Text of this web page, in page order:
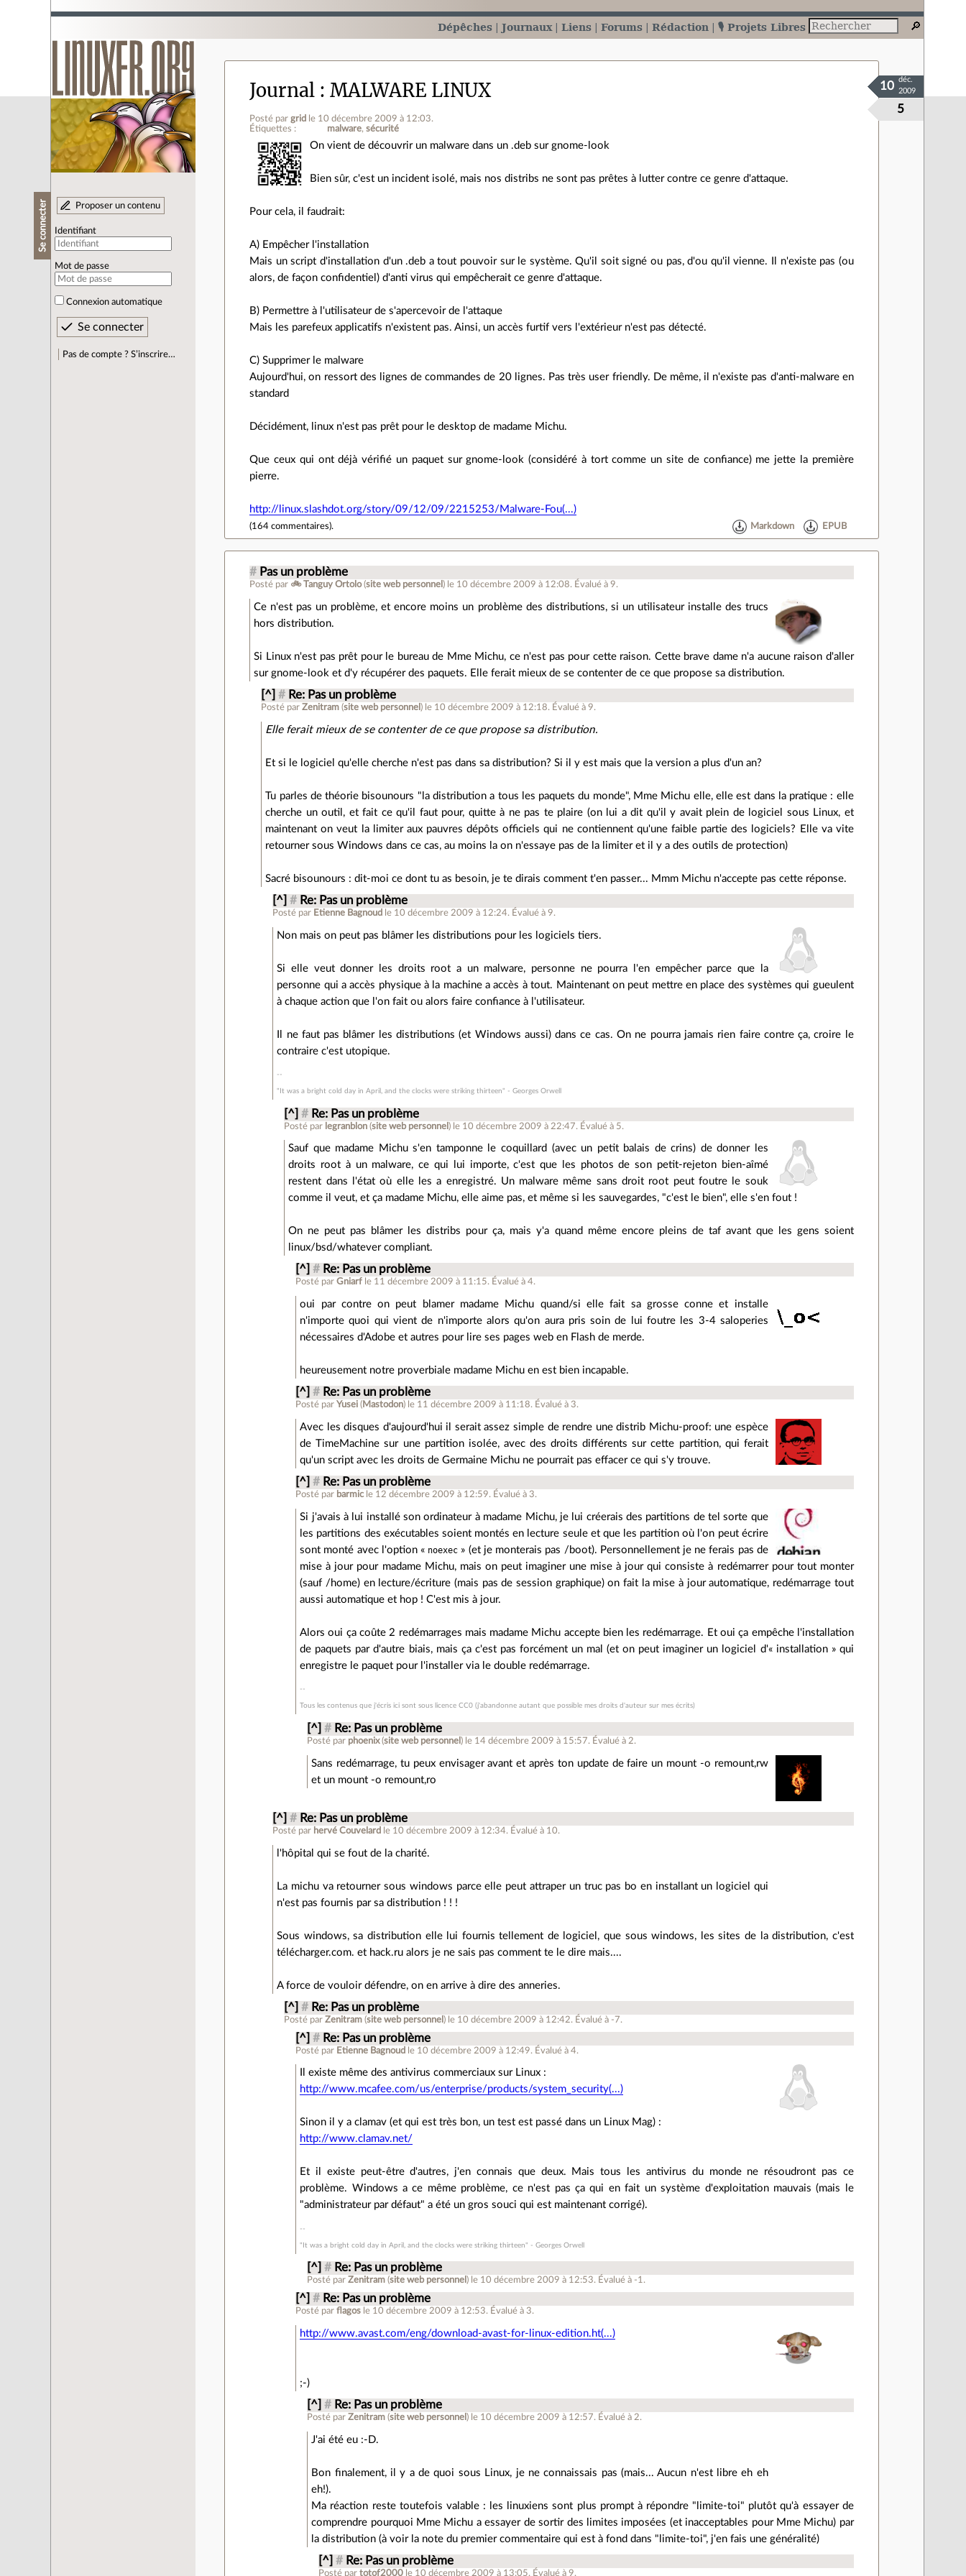
Dépêches Journaux Liens Forums Rédaction 🎙️ Projets Libres
Se connecter Proposer un contenu
Identifiant
Mot de passe
Connexion automatique
Pas de compte ? S’inscrire…
Journal MALWARE LINUX
Posté pargrid le 10 décembre 2009 à 12:03.
Étiquettes :
malware sécurité
5
10
déc.
2009
On vient de découvrir un malware dans un .deb sur gnome-look
Bien sûr, c'est un incident isolé, mais nos distribs ne sont pas prêtes à lutter contre ce genre d'attaque.
Pour cela, il faudrait:
A) Empêcher l'installation
Mais un script d'installation d'un .deb a tout pouvoir sur le système. Qu'il soit signé ou pas, d'ou qu'il vienne. Il n'existe pas (ou
alors, de façon confidentiel) d'anti virus qui empêcherait ce genre d'attaque.
B) Permettre à l'utilisateur de s'apercevoir de l'attaque
Mais les parefeux applicatifs n'existent pas. Ainsi, un accès furtif vers l'extérieur n'est pas détecté.
C) Supprimer le malware
Aujourd'hui, on ressort des lignes de commandes de 20 lignes. Pas très user friendly. De même, il n'existe pas d'anti-malware en
standard
Décidément, linux n'est pas prêt pour le desktop de madame Michu.
Que ceux qui ont déjà vérifié un paquet sur gnome-look (considéré à tort comme un site de confiance) me jette la première
pierre.
http://linux.slashdot.org/story/09/12/09/2215253/Malware-Fou(...)
(164 commentaires). Markdown EPUB
# Pas un problème
Posté par 🚲 Tanguy Ortolo(site web personnel ) le 10 décembre 2009 à 12:08. Évalué à9.
Ce n'est pas un problème, et encore moins un problème des distributions, si un utilisateur installe des trucs
hors distribution.
Si Linux n'est pas prêt pour le bureau de Mme Michu, ce n'est pas pour cette raison. Cette brave dame n'a aucune raison d'aller
sur gnome-look et d'y récupérer des paquets. Elle ferait mieux de se contenter de ce que propose sa distribution.
[^] # Re: Pas un problème
Posté parZenitram (site web personnel ) le 10 décembre 2009 à 12:18. Évalué à9.
Elle ferait mieux de se contenter de ce que propose sa distribution.
Et si le logiciel qu'elle cherche n'est pas dans sa distribution? Si il y est mais que la version a plus d'un an?
Tu parles de théorie bisounours "la distribution a tous les paquets du monde", Mme Michu elle, elle est dans la pratique : elle
cherche un outil, et fait ce qu'il faut pour, quitte à ne pas te plaire (on lui a dit qu'il y avait plein de logiciel sous Linux, et
maintenant on veut la limiter aux pauvres dépôts officiels qui ne contiennent qu'une faible partie des logiciels? Elle va vite
retourner sous Windows dans ce cas, au moins la on n'essaye pas de la limiter et il y a des outils de protection)
Sacré bisounours : dit-moi ce dont tu as besoin, je te dirais comment t'en passer... Mmm Michu n'accepte pas cette réponse.
[^] # Re: Pas un problème
Posté par Etienne Bagnoud le 10 décembre 2009 à 12:24. Évalué à9.
Non mais on peut pas blâmer les distributions pour les logiciels tiers.
Si elle veut donner les droits root a un malware, personne ne pourra l'en empêcher parce que la
personne qui a accès physique à la machine a accès à tout. Maintenant on peut mettre en place des systèmes qui gueulent
à chaque action que l'on fait ou alors faire confiance à l'utilisateur.
Il ne faut pas blâmer les distributions (et Windows aussi) dans ce cas. On ne pourra jamais rien faire contre ça, croire le
contraire c'est utopique.
"It was a bright cold day in April, and the clocks were striking thirteen" - Georges Orwell
[^] # Re: Pas un problème
Posté par legranblon (site web personnel ) le 10 décembre 2009 à 22:47. Évalué à 5.
Sauf que madame Michu s'en tamponne le coquillard (avec un petit balais de crins) de donner les
droits root à un malware, ce qui lui importe, c'est que les photos de son petit-rejeton bien-aîmé
restent dans l'état où elle les a enregistré. Un malware même sans droit root peut foutre le souk
comme il veut, et ça madame Michu, elle aime pas, et même si les sauvegardes, "c'est le bien", elle s'en fout !
On ne peut pas blâmer les distribs pour ça, mais y'a quand même encore pleins de taf avant que les gens soient
linux/bsd/whatever compliant.
[^] # Re: Pas un problème
Posté parGniarf le 11 décembre 2009 à 11:15. Évalué à4.
oui par contre on peut blamer madame Michu quand/si elle fait sa grosse conne et installe
n'importe quoi qui vient de n'importe alors qu'on aura pris soin de lui foutre les 3-4 saloperies
nécessaires d'Adobe et autres pour lire ses pages web en Flash de merde.
heureusement notre proverbiale madame Michu en est bien incapable.
[^] # Re: Pas un problème
Posté parYusei ( Mastodon) le 11 décembre 2009 à 11:18. Évalué à 3.
Avec les disques d'aujourd'hui il serait assez simple de rendre une distrib Michu-proof: une espèce
de TimeMachine sur une partition isolée, avec des droits différents sur cette partition, qui ferait
qu'un script avec les droits de Germaine Michu ne pourrait pas effacer ce qui s'y trouve.
[^] # Re: Pas un problème
Posté par barmic le 12 décembre 2009 à 12:59. Évalué à 3.
Si j'avais à lui installé son ordinateur à madame Michu, je lui créerais des partitions de tel sorte que
les partitions des exécutables soient montés en lecture seule et que les partition où l'on peut écrire
sont monté avec l'option « noexec » (et je monterais pas /boot). Personnellement je ne ferais pas de
mise à jour pour madame Michu, mais on peut imaginer une mise à jour qui consiste à redémarrer pour tout monter
(sauf /home) en lecture/écriture (mais pas de session graphique) on fait la mise à jour automatique, redémarrage tout
aussi automatique et hop ! C'est mis à jour.
Alors oui ça coûte 2 redémarrages mais madame Michu accepte bien les redémarrage. Et oui ça empêche l'installation
de paquets par d'autre biais, mais ça c'est pas forcément un mal (et on peut imaginer un logiciel d'« installation » qui
enregistre le paquet pour l'installer via le double redémarrage.
Tous les contenus que j'écris ici sont sous licence CC0 (j'abandonne autant que possible mes droits d'auteur sur mes écrits)
[^] # Re: Pas un problème
Posté par phoenix(site web personnel ) le 14 décembre 2009 à 15:57. Évalué à 2.
Sans redémarrage, tu peux envisager avant et après ton update de faire un mount -o remount,rw
et un mount -o remount,ro
[^] # Re: Pas un problème
Posté par hervé Couvelard le 10 décembre 2009 à 12:34. Évalué à 10.
l'hôpital qui se fout de la charité.
La michu va retourner sous windows parce elle peut attraper un truc pas bo en installant un logiciel qui
n'est pas fournis par sa distribution ! ! !
Sous windows, sa distribution elle lui fournis tellement de logiciel, que sous windows, les sites de la distribution, c'est
télécharger.com. et hack.ru alors je ne sais pas comment te le dire mais....
A force de vouloir défendre, on en arrive à dire des anneries.
[^] # Re: Pas un problème
Posté parZenitram (site web personnel ) le 10 décembre 2009 à 12:42. Évalué à -7.
[^] # Re: Pas un problème
Posté par Etienne Bagnoud le 10 décembre 2009 à 12:49. Évalué à4.
Il existe même des antivirus commerciaux sur Linux :
http://www.mcafee.com/us/enterprise/products/system_security(...)
Sinon il y a clamav (et qui est très bon, un test est passé dans un Linux Mag) :
http://www.clamav.net/
Et il existe peut-être d'autres, j'en connais que deux. Mais tous les antivirus du monde ne résoudront pas ce
problème. Windows a ce même problème, ce n'est pas ça qui en fait un système d'exploitation mauvais (mais le
"administrateur par défaut" a été un gros souci qui est maintenant corrigé).
"It was a bright cold day in April, and the clocks were striking thirteen" - Georges Orwell
[^] # Re: Pas un problème
Posté parZenitram (site web personnel ) le 10 décembre 2009 à 12:53. Évalué à -1 .
[^] # Re: Pas un problème
Posté parflagos le 10 décembre 2009 à 12:53. Évalué à 3.
http://www.avast.com/eng/download-avast-for-linux-edition.ht(...)
;-)
[^] # Re: Pas un problème
Posté parZenitram (site web personnel ) le 10 décembre 2009 à 12:57. Évalué à 2.
J'ai été eu :-D.
Bon finalement, il y a de quoi sous Linux, je ne connaissais pas (mais... Aucun n'est libre eh eh
eh!).
Ma réaction reste toutefois valable : les linuxiens sont plus prompt à répondre "limite-toi" plutôt qu'à essayer de
comprendre pourquoi Mme Michu a essayer de sortir des limites imposées (et inacceptables pour Mme Michu) par
la distribution (à voir la note du premier commentaire qui est à fond dans "limite-toi", j'en fais une généralité)
[^] # Re: Pas un problème
Posté partotof2000 le 10 décembre 2009 à 13:05. Évalué à9.